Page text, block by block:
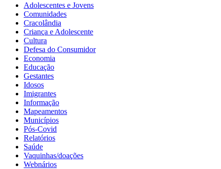
Adolescentes e Jovens
Comunidades
Cracolândia
Criança e Adolescente
Cultura
Defesa do Consumidor
Economia
Educação
Gestantes
Idosos
Imigrantes
Informação
Mapeamentos
Municípios
Pós-Covid
Relatórios
Saúde
Vaquinhas/doações
Webnários